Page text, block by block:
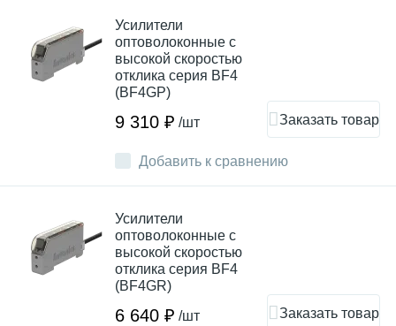
Добавить к сравнению
Усилители
оптоволоконные с
высокой скоростью
отклика серия BF4
(BF4GP)
9 310 ₽ /шт Заказать товар
Усилители
оптоволоконные с
высокой скоростью
отклика серия BF4
(BF4GR)
6 640 ₽ /шт Заказать товар